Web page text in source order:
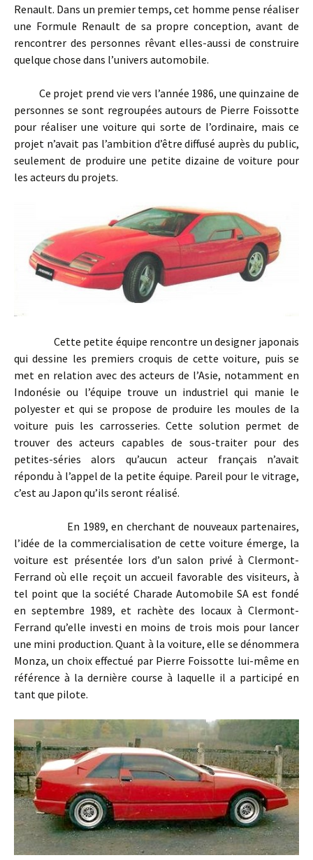
Renault. Dans un premier temps, cet homme pense réaliser
une Formule Renault de sa propre conception, avant de
rencontrer des personnes rêvant elles-aussi de construire
quelque chose dans l’univers automobile.
Ce projet prend vie vers l’année 1986, une quinzaine de
personnes se sont regroupées autours de Pierre Foissotte
pour réaliser une voiture qui sorte de l’ordinaire, mais ce
projet n’avait pas l’ambition d’être diffusé auprès du public,
seulement de produire une petite dizaine de voiture pour
les acteurs du projets.
Cette petite équipe rencontre un designer japonais
qui dessine les premiers croquis de cette voiture, puis se
met en relation avec des acteurs de l’Asie, notamment en
Indonésie ou l’équipe trouve un industriel qui manie le
polyester et qui se propose de produire les moules de la
voiture puis les carrosseries. Cette solution permet de
trouver des acteurs capables de sous-traiter pour des
petites-séries alors qu’aucun acteur français n’avait
répondu à l’appel de la petite équipe. Pareil pour le vitrage,
c’est au Japon qu’ils seront réalisé.
En 1989, en cherchant de nouveaux partenaires,
l’idée de la commercialisation de cette voiture émerge, la
voiture est présentée lors d’un salon privé à Clermont-
Ferrand où elle reçoit un accueil favorable des visiteurs, à
tel point que la société Charade Automobile SA est fondé
en septembre 1989, et rachète des locaux à Clermont-
Ferrand qu’elle investi en moins de trois mois pour lancer
une mini production. Quant à la voiture, elle se dénommera
Monza, un choix effectué par Pierre Foissotte lui-même en
référence à la dernière course à laquelle il a participé en
tant que pilote.